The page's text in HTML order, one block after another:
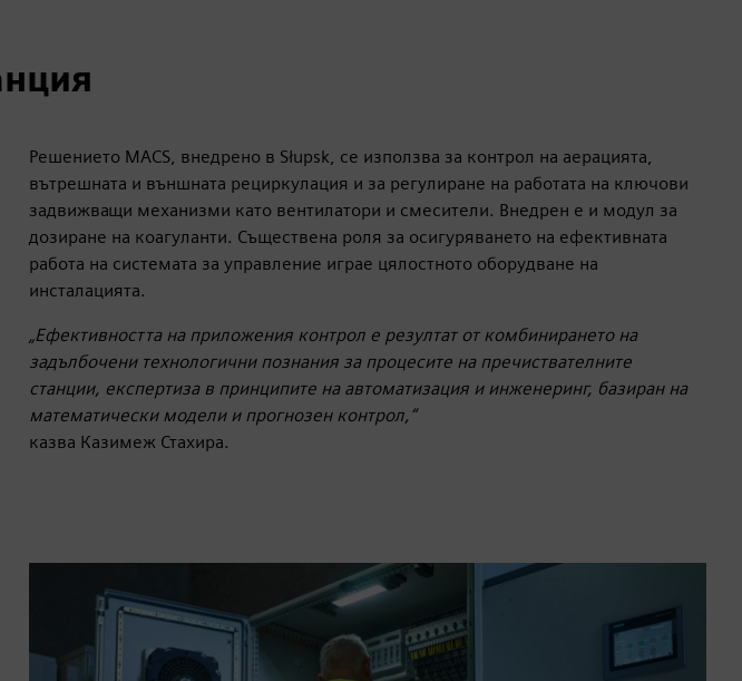
Решението MACS, внедрено в Słupsk, се използва за контрол на аерацията,
вътрешната и външната рециркулация и за регулиране на работата на ключови
задвижващи механизми като вентилатори и смесители. Внедрен е и модул за
дозиране на коагуланти. Съществена роля за осигуряването на ефективната
работа на системата за управление играе цялостното оборудване на
инсталацията.
„Ефективността на приложения контрол е резултат от комбинирането на
задълбочени технологични познания за процесите на пречиствателните
станции, експертиза в принципите на автоматизация и инженеринг, базиран на
математически модели и прогнозен контрол,“
казва Казимеж Стахира.